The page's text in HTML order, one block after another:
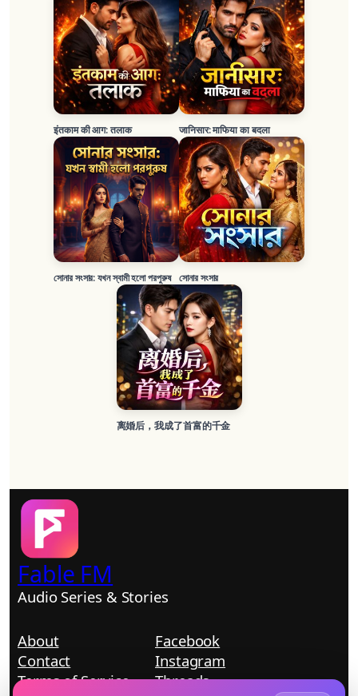
इंतकाम की आग: तलाक जानिसार: माफिया का बदला
সোনার সংসার: যখন স্বামী হলো পরপুরুষ সোনার সংসার
离婚后，我成了首富的千金
Fable FM
Audio Series & Stories
About
Contact
Terms of Service
Facebook
Instagram
Threads